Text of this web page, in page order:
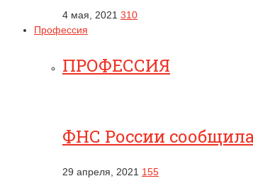
4 мая, 2021 310
Профессия
ПРОФЕССИЯ
ФНС России
29 апреля, 2021 155